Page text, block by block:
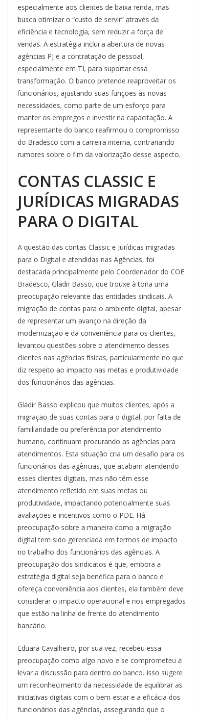
especialmente aos clientes de baixa renda, mas
busca otimizar o “custo de servir” através da
eficiência e tecnologia, sem reduzir a força de
vendas. A estratégia inclui a abertura de novas
agências PJ e a contratação de pessoal,
especialmente em TI, para suportar essa
transformação. O banco pretende reaproveitar os
funcionários, ajustando suas funções às novas
necessidades, como parte de um esforço para
manter os empregos e investir na capacitação. A
representante do banco reafirmou o compromisso
do Bradesco com a carreira interna, contrariando
rumores sobre o fim da valorização desse aspecto.
CONTAS CLASSIC E
JURÍDICAS MIGRADAS
PARA O DIGITAL
A questão das contas Classic e Jurídicas migradas
para o Digital e atendidas nas Agências, foi
destacada principalmente pelo Coordenador do COE
Bradesco, Gladir Basso, que trouxe à tona uma
preocupação relevante das entidades sindicais. A
migração de contas para o ambiente digital, apesar
de representar um avanço na direção da
modernização e da conveniência para os clientes,
levantou questões sobre o atendimento desses
clientes nas agências físicas, particularmente no que
diz respeito ao impacto nas metas e produtividade
dos funcionários das agências.
Gladir Basso explicou que muitos clientes, após a
migração de suas contas para o digital, por falta de
familiaridade ou preferência por atendimento
humano, continuam procurando as agências para
atendimentos. Esta situação cria um desafio para os
funcionários das agências, que acabam atendendo
esses clientes digitais, mas não têm esse
atendimento refletido em suas metas ou
produtividade, impactando potencialmente suas
avaliações e incentivos como o PDE. Há
preocupação sobre a maneira como a migração
digital tem sido gerenciada em termos de impacto
no trabalho dos funcionários das agências. A
preocupação dos sindicatos é que, embora a
estratégia digital seja benéfica para o banco e
ofereça conveniência aos clientes, ela também deve
considerar o impacto operacional e nos empregados
que estão na linha de frente do atendimento
bancário.
Eduara Cavalheiro, por sua vez, recebeu essa
preocupação como algo novo e se comprometeu a
levar a discussão para dentro do banco. Isso sugere
um reconhecimento da necessidade de equilibrar as
iniciativas digitais com o bem-estar e a eficácia dos
funcionários das agências, assegurando que o